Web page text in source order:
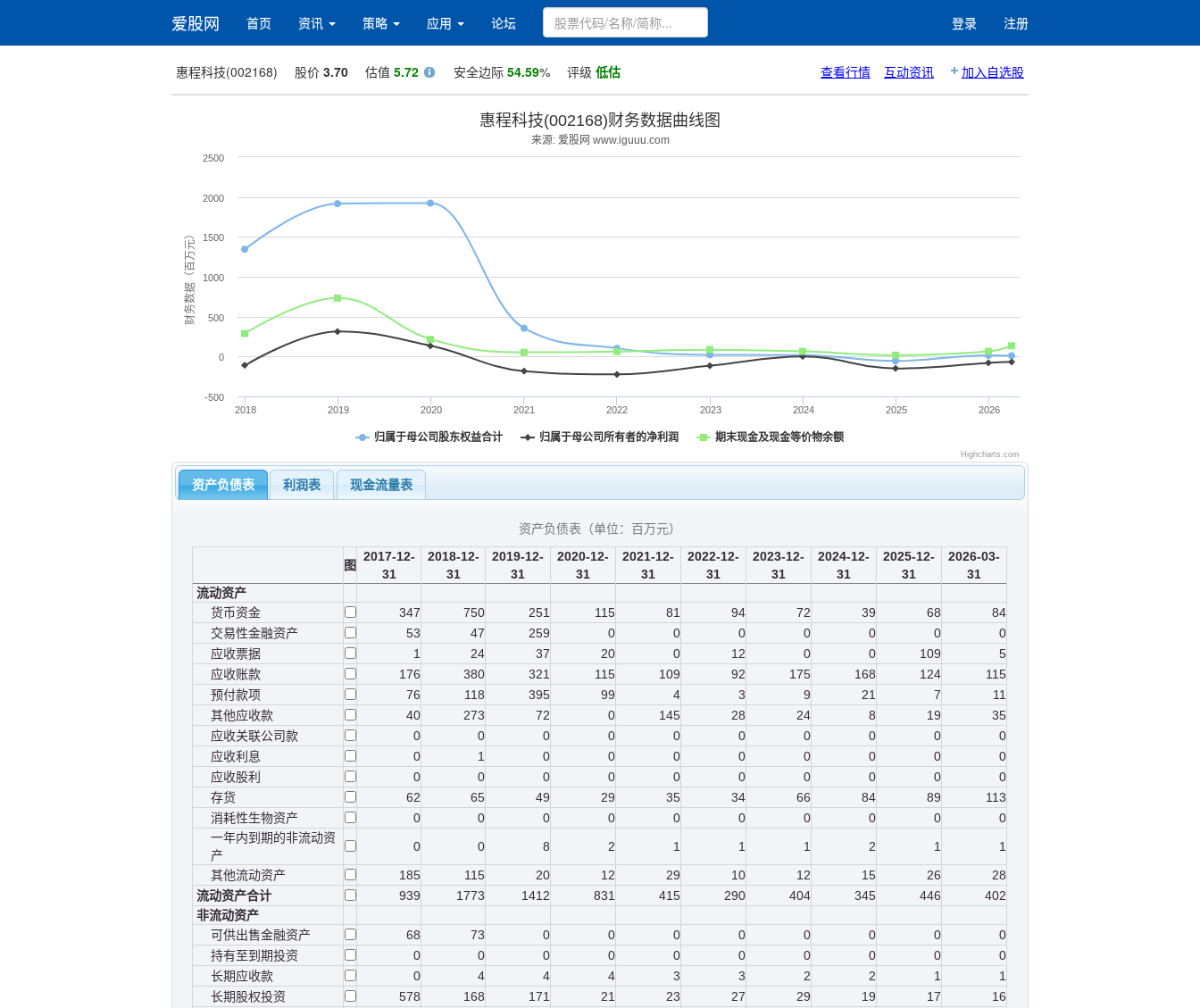
爱股网 首页 资讯 策略 应用 论坛 登录 注册
惠程科技(002168) 股价 3.70 估值 5.72 安全边际 54.59% 评级 低估 查看行情 互动资讯 加入自选股
财务数据（百万元）
惠程科技(002168)财务数据曲线图
来源: 爱股网 www.iguuu.com
归属于母公司股东权益合计 归属于母公司所有者的净利润 期末现金及现金等价物余额
2018 2019 2020 2021 2022 2023 2024 2025 2026
-500
0
500
1000
1500
2000
2500
Highcharts.com
资产负债表 利润表 现金流量表
资产负债表（单位： 百万元）
图
2017-12-
31
2018-12-
31
2019-12-
31
2020-12-
31
2021-12-
31
2022-12-
31
2023-12-
31
2024-12-
31
2025-12-
31
2026-03-
31
流动资产
货币资金
347 750 251 115 81 94 72 39 68
84
交易性金融资产
53 47 259 0 0 0 0 0 0
0
应收票据
1 24 37 20 0 12 0 0 109
5
应收账款
176 380 321 115 109 92 175 168 124
115
预付款项
76 118 395 99 4 3 9 21 7
11
其他应收款
40 273 72 0 145 28 24 8 19
35
应收关联公司款
0 0 0 0 0 0 0 0 0
0
应收利息
0 1 0 0 0 0 0 0 0
0
应收股利
0 0 0 0 0 0 0 0 0
0
存货
62 65 49 29 35 34 66 84 89
113
消耗性生物资产
0 0 0 0 0 0 0 0 0
0
一年内到期的非流动资
产
0 0 8 2 1 1 1 2 1
1
其他流动资产
185 115 20 12 29 10 12 15 26
28
流动资产合计
939 1773 1412 831 415 290 404 345 446
402
非流动资产
可供出售金融资产
68 73 0 0 0 0 0 0 0
0
持有至到期投资
0 0 0 0 0 0 0 0 0
0
长期应收款
0 4 4 4 3 3 2 2 1
1
长期股权投资
578 168 171 21 23 27 29 19 17
16